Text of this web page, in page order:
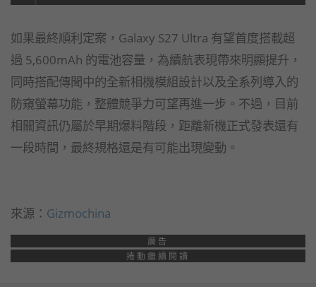
如果最終順利定案，Galaxy S27 Ultra 有望首度搭載超
過 5,600mAh 的電池容量，為續航表現帶來明顯提升，
同時搭配傳聞中的全新相機模組設計以及全系列導入的
防窺螢幕功能，整體競爭力可望再進一步。不過，目前
相關資訊仍屬於早期爆料階段，距離新機正式發表還有
一段時間，最終規格還是有可能出現變動。
來源： Gizmochina
廣告
捲動繼續閱讀